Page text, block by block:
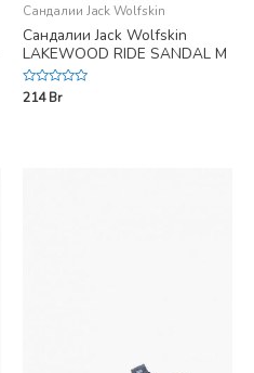
Сандалии Jack Wolfskin
Сандалии Jack Wolfskin
LAKEWOOD RIDE SANDAL M
Rated
0
214Br